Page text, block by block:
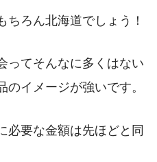
ちろん北海道でしょう！
ってそんなに多くはない
イメージが強いです。
必要な金額は先ほどと同